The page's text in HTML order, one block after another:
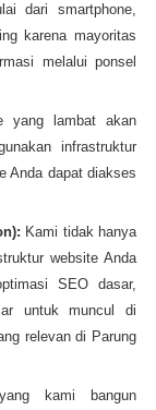
dari smartphone,
karena mayoritas
melalui ponsel
yang lambat akan
infrastruktur
Anda dapat diakses
Kami tidak hanya
website Anda
SEO dasar,
untuk muncul di
relevan di Parung
kami bangun